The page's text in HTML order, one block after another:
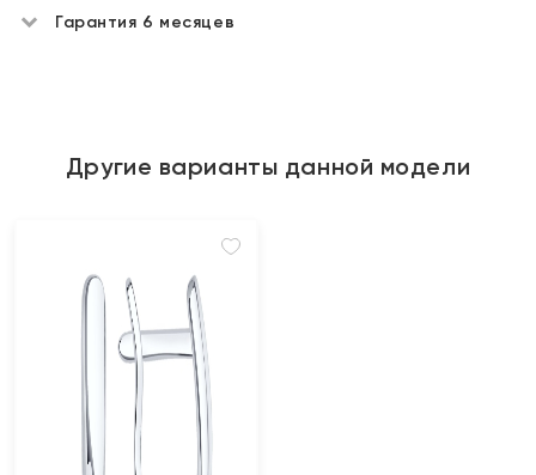
Гарантия 6 месяцев
Другие варианты данной модели